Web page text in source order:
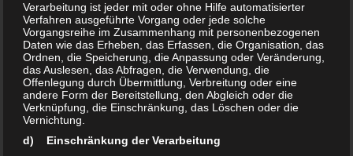
Peroxide wie z.B. das Wasserstoffperoxid. Ein Einsatz von
Oxidationsmitteln findet u.a. beim Waschen und Bleichen
von Textilien oder in der Papierherstellung statt. Bei der
Herstellung von Feuerwerkskörpern wird traditionell mit
Nitratsalzen, Chloraten, Perchloraten oder anderen
sauerstoffliefernden Salzen gearbeitet.
Desinfektion durch Oxidation
Verarbeitung ist jeder mit oder ohne Hilfe automatisierter
Verfahren ausgeführte Vorgang oder jede solche
Vorgangsreihe im Zusammenhang mit personenbezogenen
Daten wie das Erheben, das Erfassen, die Organisation, das
Ordnen, die Speicherung, die Anpassung oder Veränderung,
das Auslesen, das Abfragen, die Verwendung, die
Offenlegung durch Übermittlung, Verbreitung oder eine
andere Form der Bereitstellung, den Abgleich oder die
Verknüpfung, die Einschränkung, das Löschen oder die
Vernichtung.
d) Einschränkung der Verarbeitung